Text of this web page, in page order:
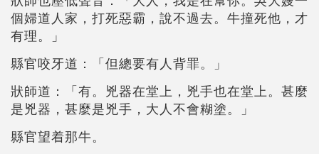
個婦道人家，打死惡霸，說不過去。牛撞死他，才
有理。」
縣官咬牙道：「但總要有人背罪。」
狀師道：「有。兇器在堂上，兇手也在堂上。甚麼
是兇器，甚麼是兇手，大人不會糊塗。」
縣官望着那牛。